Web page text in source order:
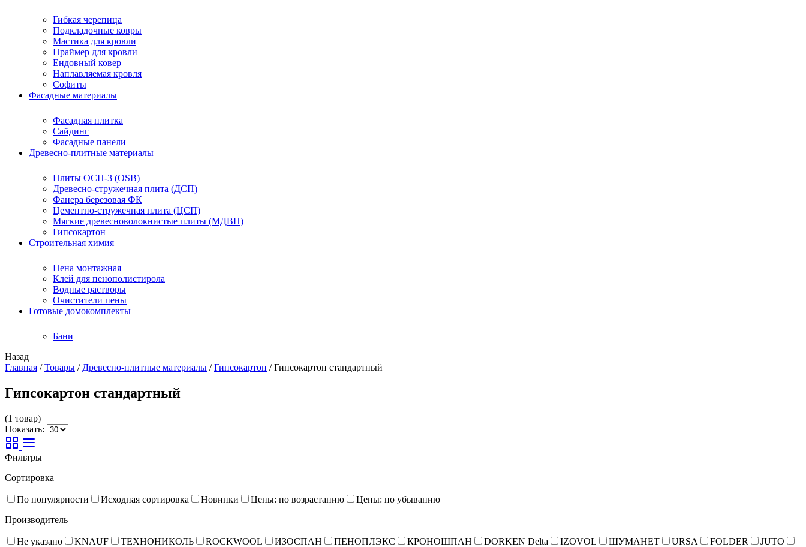
Гибкая черепица
Подкладочные ковры
Мастика для кровли
Праймер для кровли
Ендовный ковер
Наплавляемая кровля
Софиты
Фасадные материалы
Фасадная плитка
Сайдинг
Фасадные панели
Древесно-плитные материалы
Плиты ОСП-3 (OSB)
Древесно-стружечная плита (ДСП)
Фанера березовая ФК
Цементно-стружечная плита (ЦСП)
Мягкие древесноволокнистые плиты (МДВП)
Гипсокартон
Строительная химия
Пена монтажная
Клей для пенополистирола
Водные растворы
Очистители пены
Готовые домокомплекты
Бани
Назад
Главная /Товары / Древесно-плитные материалы /Гипсокартон /Гипсокартон стандартный
Гипсокартон стандартный
(1 товар)
Показать:
Фильтры
Сортировка
По популярности Исходная сортировка Новинки Цены: по возрастанию
Цены: по убыванию
Производитель
Не указано KNAUF ТЕХНОНИКОЛЬ ROCKWOOL ИЗОСПАН ПЕНОПЛЭКС КРОНОШПАН DORKEN Delta IZOVOL ШУМАНЕТ URSA FOLDER
JUTO